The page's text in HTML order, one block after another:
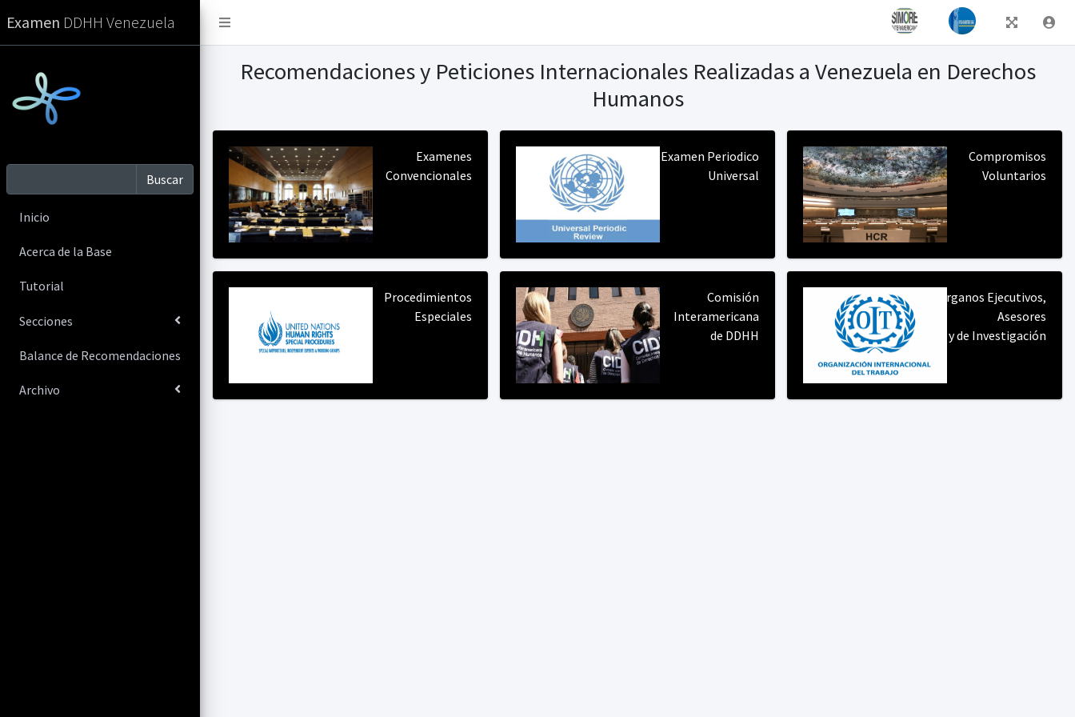
Examen DDHH Venezuela
Inicio
Acerca de la Base
Tutorial
Secciones
Balance de Recomendaciones
Archivo
Recomendaciones y Peticiones Internacionales Realizadas a Venezuela en Derechos
Humanos
Examenes
Convencionales
Examen Periodico
Universal
Compromisos
Voluntarios
Procedimientos
Especiales
Comisión
Interamericana
de DDHH
Órganos Ejecutivos,
Asesores
y de Investigación